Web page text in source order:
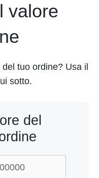
valore
tuo ordine? Usa il
sotto.
del